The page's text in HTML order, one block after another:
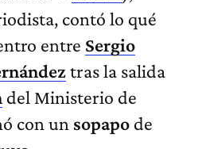
contó lo qué
entre Sergio
tras la salida
del Ministerio de
con un sopapo de